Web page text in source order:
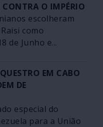
O IMPÉRIO
escolheram
como
de Junho e...
EM CABO
DE
especial do
para a União